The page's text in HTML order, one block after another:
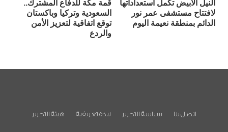
النيل الأبيض تكمل استعداداتها
لافتتاح مستشفى عمر نور
الدائم بمنطقة نعيمة اليوم
قمة مكة للدفاع المشترك..
السعودية وتركيا وباكستان
توقع اتفاقية لتعزيز الأمن
والردع
اتصل بنا سياسة التحرير نبذة تعريفية هيئة التحرير